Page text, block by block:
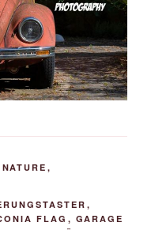
NATURE ,
,
FLAG , GARAGE